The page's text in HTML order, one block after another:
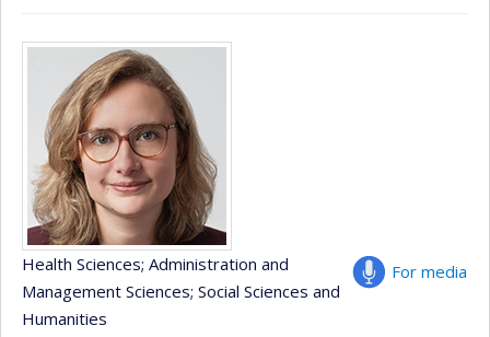
For media
Health Sciences; Administration and
Management Sciences; Social Sciences and
Humanities